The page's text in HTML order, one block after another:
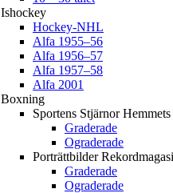
Ishockey
Hockey-NHL
Alfa 1955–56
Alfa 1956–57
Alfa 1957–58
Alfa 2001
Boxning
Sportens Stjärnor
Graderade
Ograderade
Porträttbilder
Graderade
Ograderade